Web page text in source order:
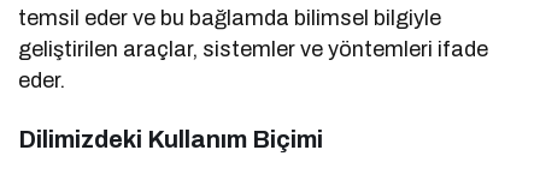
temsil eder ve bu bağlamda bilimsel bilgiyle
geliştirilen araçlar, sistemler ve yöntemleri ifade
eder.
Dilimizdeki Kullanım Biçimi